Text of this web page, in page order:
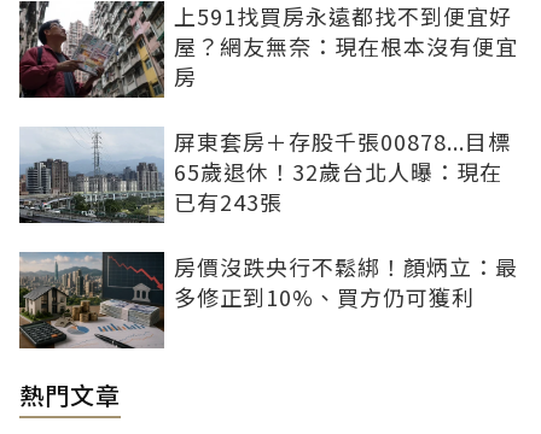
上591找買房永遠都找不到便宜好
屋？網友無奈：現在根本沒有便宜
房
屏東套房＋存股千張00878...目標
65歲退休！32歲台北人曝：現在
已有243張
房價沒跌央行不鬆綁！顏炳立：最
多修正到10%、買方仍可獲利
熱門文章